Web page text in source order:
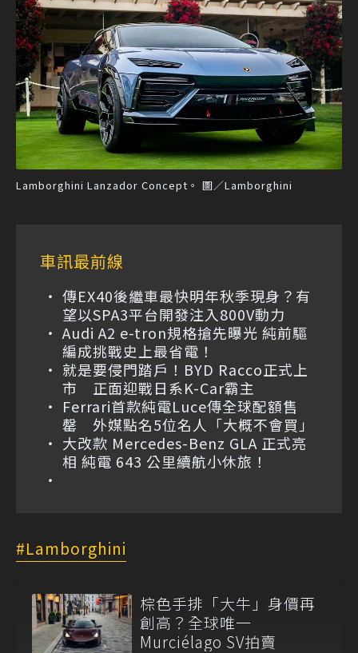
Lamborghini Lanzador Concept。 圖／Lamborghini
車訊最前線
傳EX40後繼車最快明年秋季現身？有
望以SPA3平台開發注入800V動力
Audi A2 e-tron規格搶先曝光 純前驅
編成挑戰史上最省電！
就是要侵門踏戶！BYD Racco正式上
市 正面迎戰日系K-Car霸主
Ferrari首款純電Luce傳全球配額售
罄 外媒點名5位名人「大概不會買」
大改款 Mercedes-Benz GLA 正式亮
相 純電 643 公里續航小休旅！
Lamborghini
棕色手排「大牛」身價再
創高？全球唯一
Murciélago SV拍賣